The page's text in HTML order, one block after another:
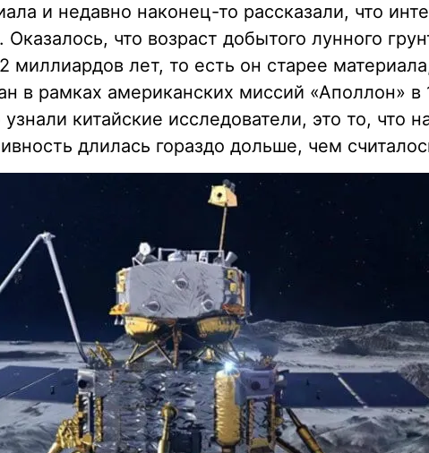
и недавно наконец-то рассказали, что
Оказалось, что возраст добытого лунного
миллиардов лет, то есть он старее
в рамках американских миссий «Аполлон» в
китайские исследователи, это то, что
длилась гораздо дольше, чем